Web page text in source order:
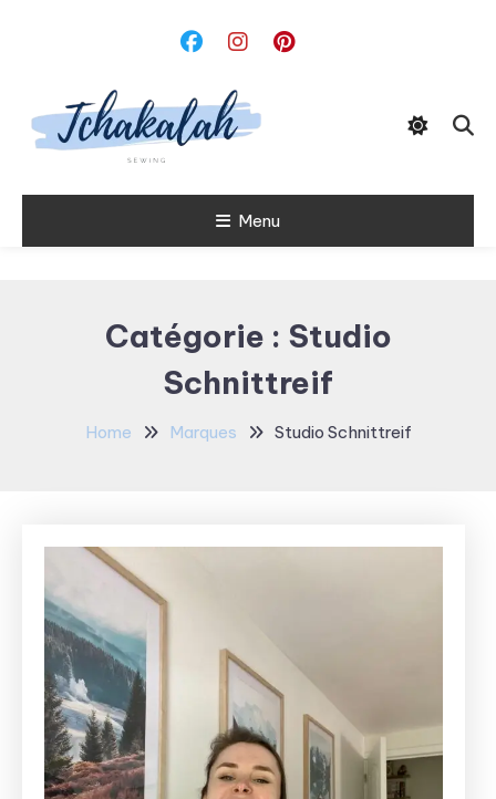
Tchakalah Menu
Catégorie : Studio
Schnittreif
Home Marques Studio Schnittreif